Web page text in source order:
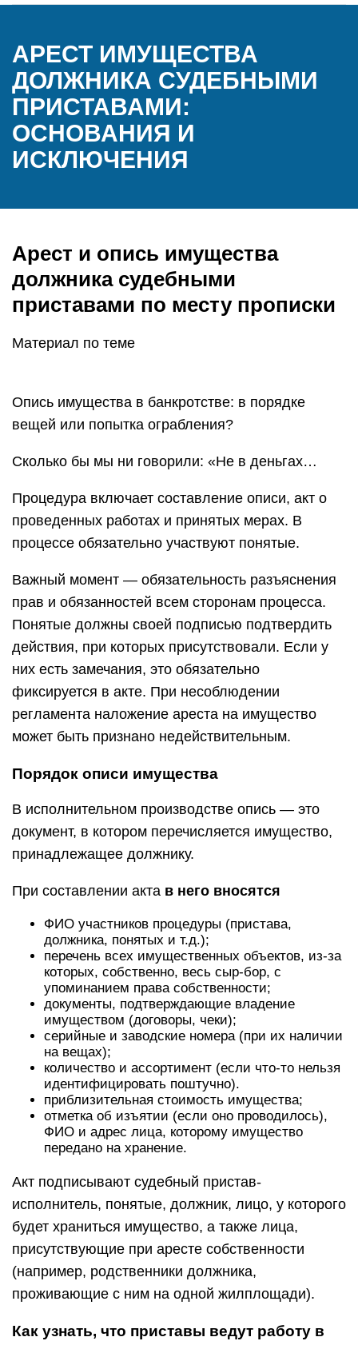
АРЕСТ ИМУЩЕСТВА
ДОЛЖНИКА СУДЕБНЫМИ
ПРИСТАВАМИ:
ОСНОВАНИЯ И
ИСКЛЮЧЕНИЯ
Арест и опись имущества
должника судебными
приставами по месту прописки
Материал по теме
Опись имущества в банкротстве: в порядке
вещей или попытка ограбления?
Сколько бы мы ни говорили: «Не в деньгах…
Процедура включает составление описи, акт о
проведенных работах и принятых мерах. В
процессе обязательно участвуют понятые.
Важный момент — обязательность разъяснения
прав и обязанностей всем сторонам процесса.
Понятые должны своей подписью подтвердить
действия, при которых присутствовали. Если у
них есть замечания, это обязательно
фиксируется в акте. При несоблюдении
регламента наложение ареста на имущество
может быть признано недействительным.
Порядок описи имущества
В исполнительном производстве опись — это
документ, в котором перечисляется имущество,
принадлежащее должнику.
При составлении акта в него вносятся
ФИО участников процедуры (пристава,
должника, понятых и т.д.);
перечень всех имущественных объектов, из-за
которых, собственно, весь сыр-бор, с
упоминанием права собственности;
документы, подтверждающие владение
имуществом (договоры, чеки);
серийные и заводские номера (при их наличии
на вещах);
количество и ассортимент (если что-то нельзя
идентифицировать поштучно).
приблизительная стоимость имущества;
отметка об изъятии (если оно проводилось),
ФИО и адрес лица, которому имущество
передано на хранение.
Акт подписывают судебный пристав-
исполнитель, понятые, должник, лицо, у которого
будет храниться имущество, а также лица,
присутствующие при аресте собственности
(например, родственники должника,
проживающие с ним на одной жилплощади).
Как узнать, что приставы ведут работу в